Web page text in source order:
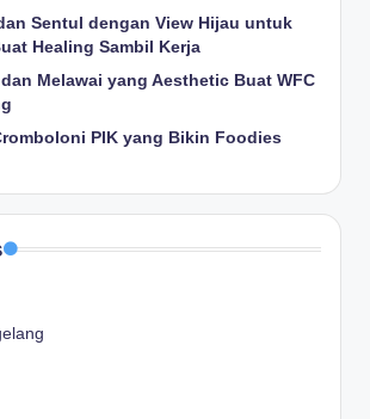
Sentul dengan View Hijau untuk
Healing Sambil Kerja
Melawai yang Aesthetic Buat WFC
PIK yang Bikin Foodies